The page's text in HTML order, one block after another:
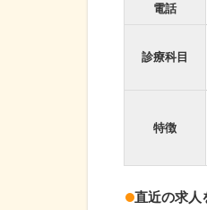
電話
診療科目
特徴
直近の求人